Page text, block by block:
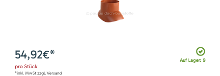
Auf Lager: 9
54,92€*
pro Stück
*inkl. MwSt zzgl. Versand